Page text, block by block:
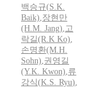
백승규(S.K.
Baik),장현만
(H.M. Jang),고
락길(R.K Ko),
손명환(M.H.
Sohn),권영길
(Y.K. Kwon),류
강식(K.S. Ryu),